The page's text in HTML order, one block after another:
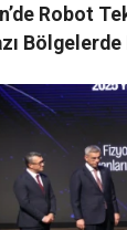
Robot